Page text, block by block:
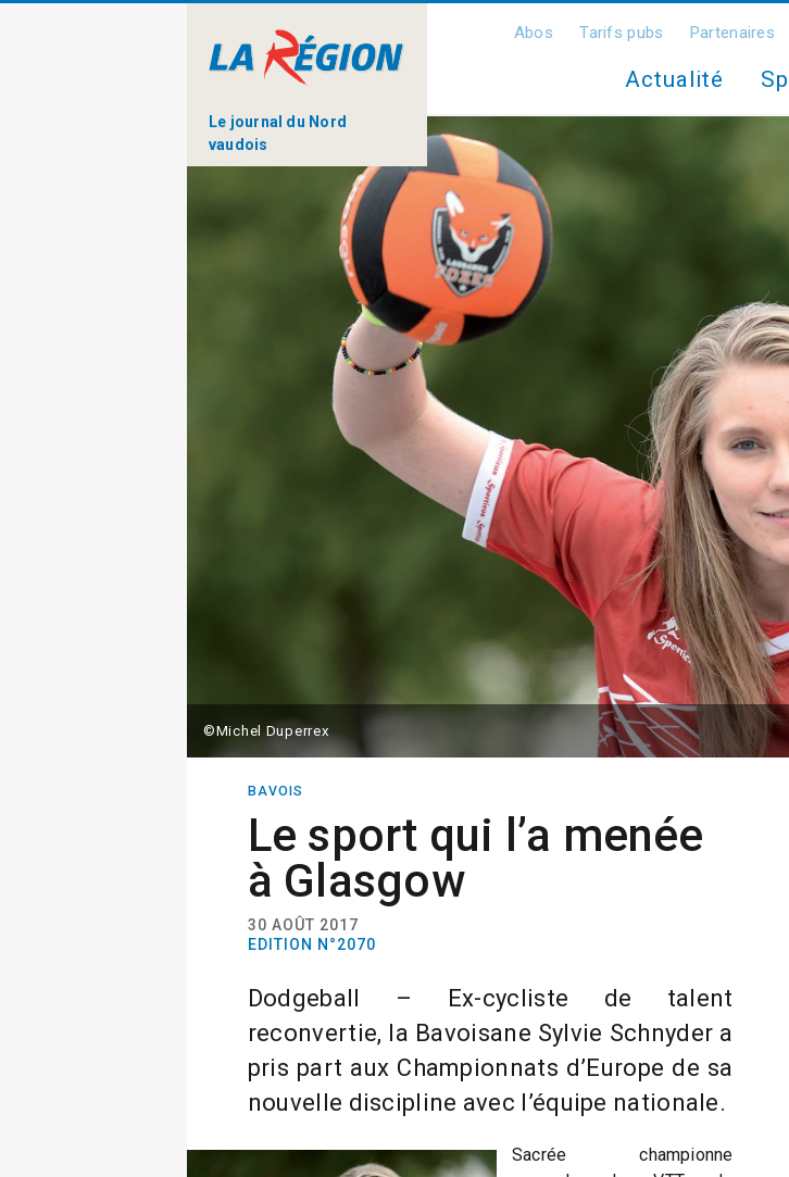
Le journal du Nord
vaudois
Abos Tarifs pubs Partenaires
Actualité
©Michel Duperrex
BAVOIS
Le sport qui l’a menée
à Glasgow
30 AOÛT 2017
EDITION N°2070
Dodgeball – Ex-cycliste de talent
reconvertie, la Bavoisane Sylvie Schnyder a
pris part aux Championnats d’Europe de sa
nouvelle discipline avec l’équipe nationale.
Sacrée championne